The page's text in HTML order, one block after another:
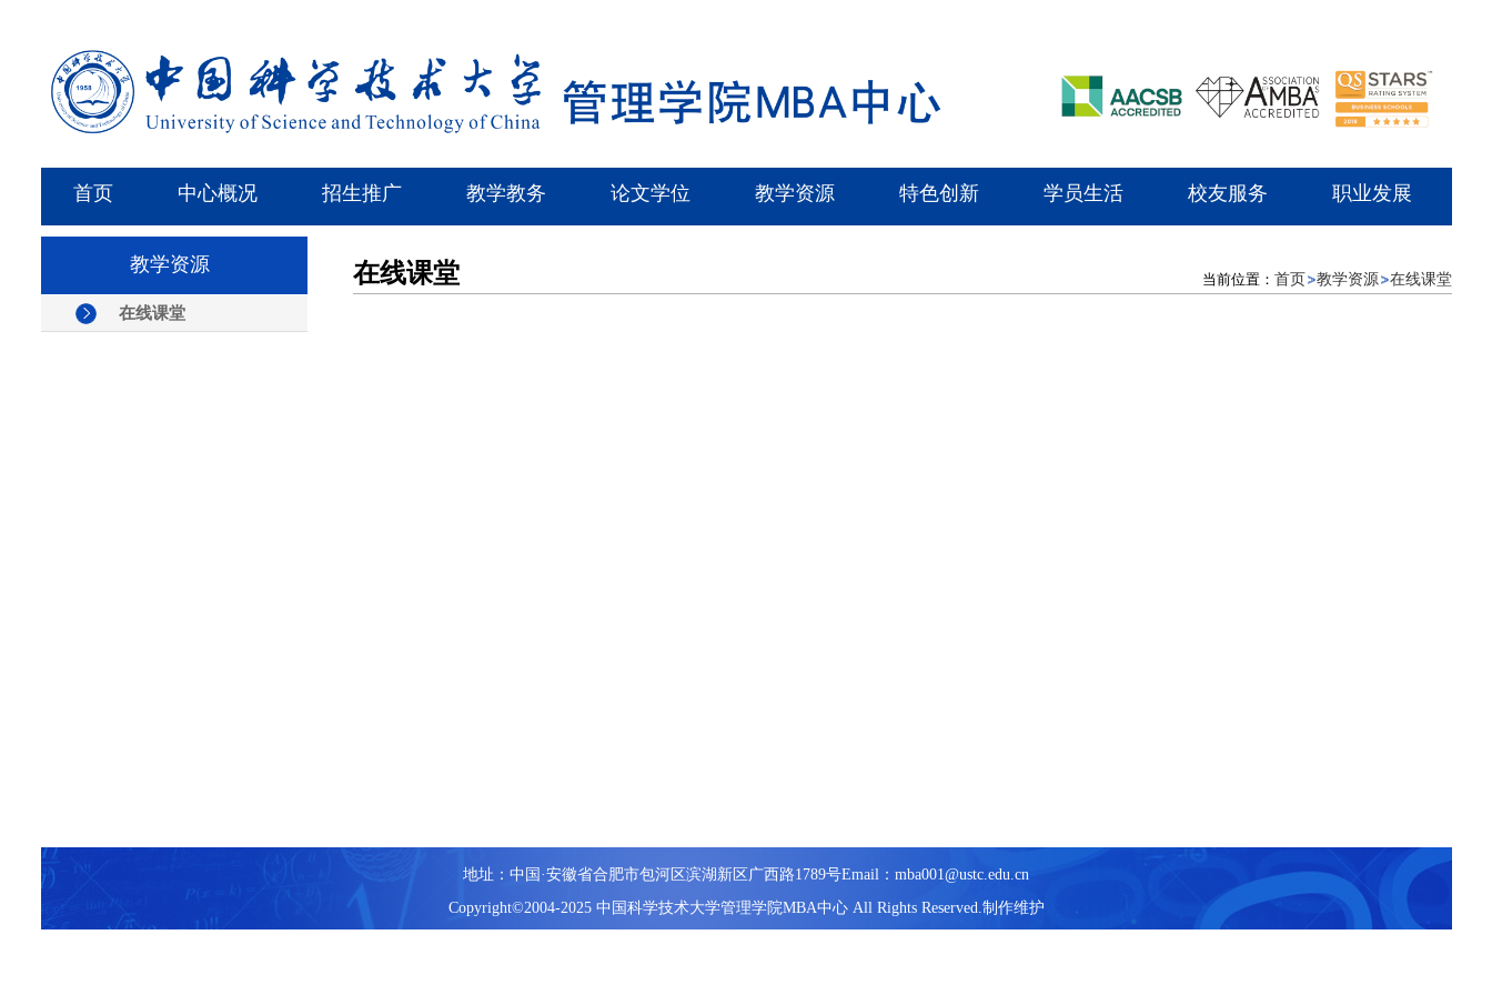
首页 中心概况 招生推广 教学教务 论文学位 教学资源 特色创新 学员生活 校友服务 职业发展
教学资源
在线课堂
在线课堂 当前位置： 首页 教学资源 在线课堂
地址：中国·安徽省合肥市包河区滨湖新区广西路1789号Email：mba001@ustc.edu.cn
Copyright©2004-2025 中国科学技术大学管理学院MBA中心 All Rights Reserved.制作维护